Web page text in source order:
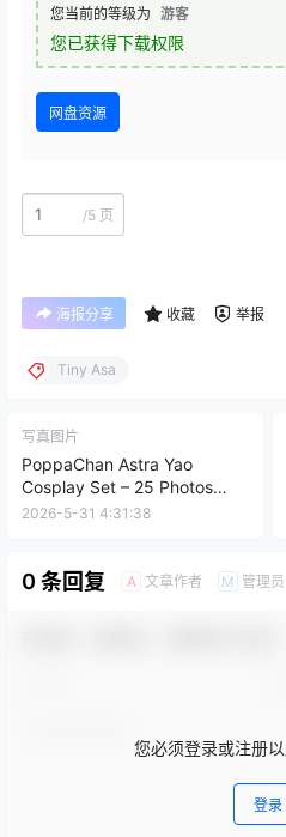
您当前的等级为 游客
您已获得下载权限
网盘资源
/5 页
海报分享 收藏 举报
Tiny Asa
写真图片
PoppaChan Astra Yao
Cosplay Set – 25 Photos
31MB
2026-5-31 4:31:38
0 条回复 A 文章作者 M 管理员
您必须登录或注册
登录